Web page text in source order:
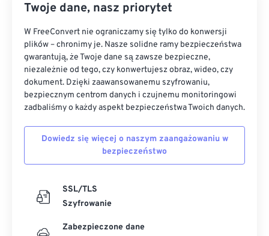
Twoje dane, nasz priorytet
W FreeConvert nie ograniczamy się tylko do konwersji
plików – chronimy je. Nasze solidne ramy bezpieczeństwa
gwarantują, że Twoje dane są zawsze bezpieczne,
niezależnie od tego, czy konwertujesz obraz, wideo, czy
dokument. Dzięki zaawansowanemu szyfrowaniu,
bezpiecznym centrom danych i czujnemu monitoringowi
zadbaliśmy o każdy aspekt bezpieczeństwa Twoich danych.
Dowiedz się więcej o naszym zaangażowaniu w
bezpieczeństwo
SSL/TLS
Szyfrowanie
Zabezpieczone dane